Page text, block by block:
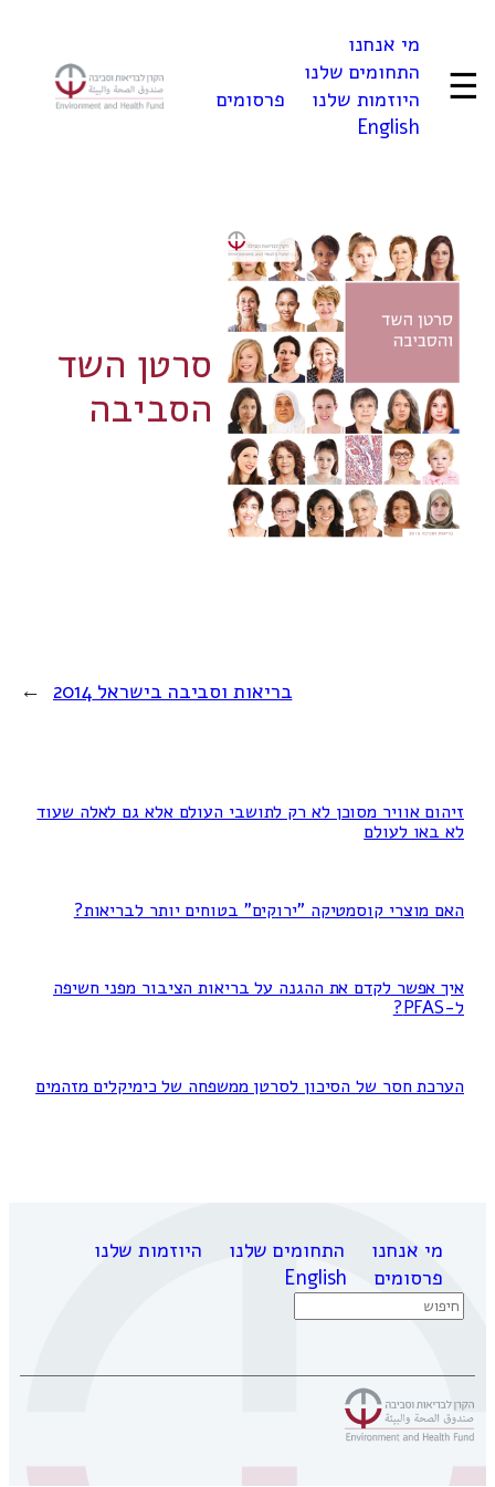
☰
מי אנחנו
התחומים שלנו
היוזמות שלנו
פרסומים
English
סרטן השד
הסביבה
בריאות וסביבה בישראל 2014 →
זיהום אוויר מסוכן לא רק לתושבי העולם אלא גם לאלה שעוד
לא באו לעולם
האם מוצרי קוסמטיקה "ירוקים" בטוחים יותר לבריאות?
איך אפשר לקדם את ההגנה על בריאות הציבור מפני חשיפה
ל-PFAS?
הערכת חסר של הסיכון לסרטן ממשפחה של כימיקלים מזהמים
מי אנחנו התחומים שלנו
היוזמות שלנו
פרסומים
English
Search